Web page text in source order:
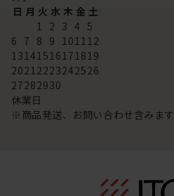
日 月 火 水 木 金 土
1 2 3 4 5
6 7 8 9 101112
13141516171819
20212223242526
27282930
休業日
※商品発送、お問い合わせ含みます